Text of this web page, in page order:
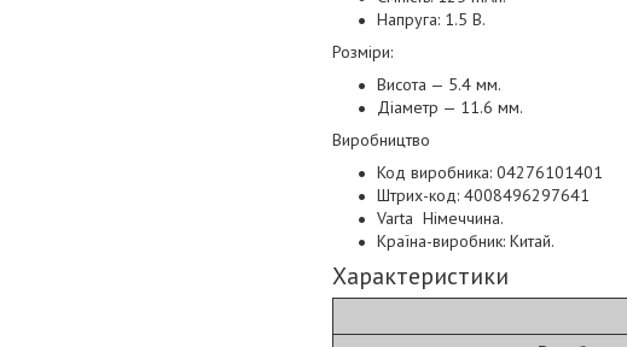
Напруга: 1.5 В.
Розміри:
Висота — 5.4 мм.
Діаметр — 11.6 мм.
Виробництво
Код виробника: 04276101401
Штрих-код: 4008496297641
Varta Німеччина.
Країна-виробник: Китай.
Характеристики